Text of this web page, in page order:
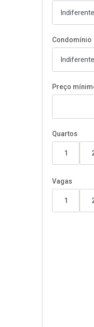
Condomínio
Preço
Quartos
1
Vagas
1